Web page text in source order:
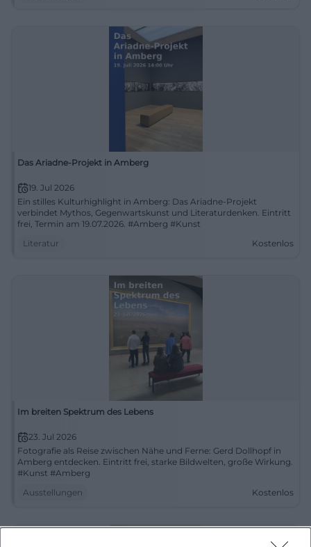
Das Ariadne-Projekt in Amberg
19. Jul 2026
Ein stilles Kulturhighlight in Amberg: Das Ariadne-Projekt
verbindet Mythos, Gegenwartskunst und Literaturdenken. Eintritt
frei, Termin am 19.07.2026. #Amberg #Kunst
Literatur
Kostenlos
Im breiten Spektrum des Lebens
23. Jul 2026
Fotografie als Reise zwischen Nähe und Ferne: Gerd Dollhopf in
Amberg entdecken. Eintritt frei, starke Bildwelten, große Wirkung.
#Kunst #Amberg
Ausstellungen
Kostenlos